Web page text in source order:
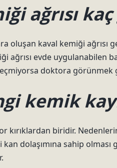
ağrısı
oluşan kaval kemiği
ağrısı evde
doktora görünmek
kemik
kırıklardan biridir.
dolaşımına sahip